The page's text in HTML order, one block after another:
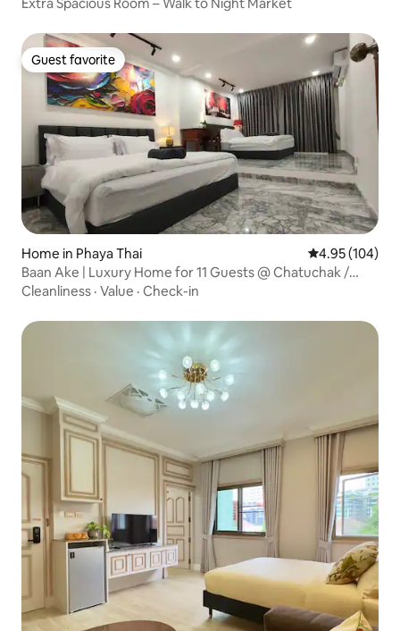
Guest favorite
Guest favorite
Home in Phaya Thai 4.95 out of 5
4.95 (104)
Baan Ake | Luxury Home for 11 Guests @ Chatuchak /
Chinese Language Service
Cleanliness · Value · Check-in